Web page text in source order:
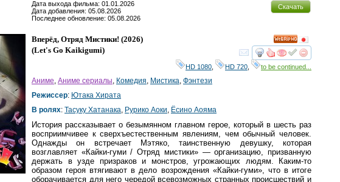
Скачать
Дата выхода фильма: 01.01.2026
Дата добавления: 05.08.2026
Последнее обновление: 05.08.2026
смотретьинтересует
HD
Вперёд, Отряд Мистики! (2026)
(Let's Go Kaikigumi)
HD 1080 HD 720 to be continued...
Аниме Аниме сериалы Комедия Мистика Фэнтези
Режиссер: Ютака Хирата
В ролях: Тасуку Хатанака Рурико Аоки Ёсино Аояма
История рассказывает о безымянном главном герое, который в шесть раз
восприимчивее к сверхъестественным явлениям, чем обычный человек.
Однажды он встречает Мэтяко, таинственную девушку, которая
возглавляет «Кайки-гуми / Отряд мистики» — организацию, призванную
держать в узде призраков и монстров, угрожающих людям. Каким-то
образом героя втягивают в дело возрождения «Кайки-гуми», что в итоге
оборачивается для него чередой всевозможных странных происшествий и